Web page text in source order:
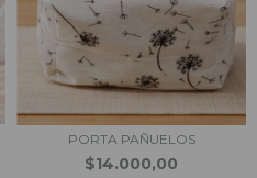
PORTA PAÑUELOS
$14.000,00